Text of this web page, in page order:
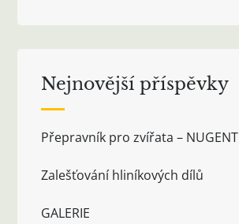
Nejnovější příspěvky
Přepravník pro zvířata – NUGENT
Zalešťování hliníkových dílů
GALERIE